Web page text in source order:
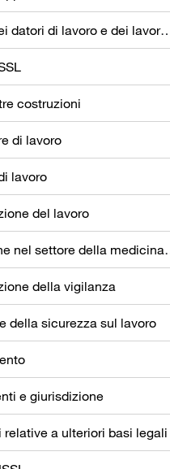
Obblighi dei datori di
costruzioni
di lavoro
lavoro
del lavoro
della vigilanza
della sicurezza sul lavoro
e giurisdizione
relative a ulteriori basi legali